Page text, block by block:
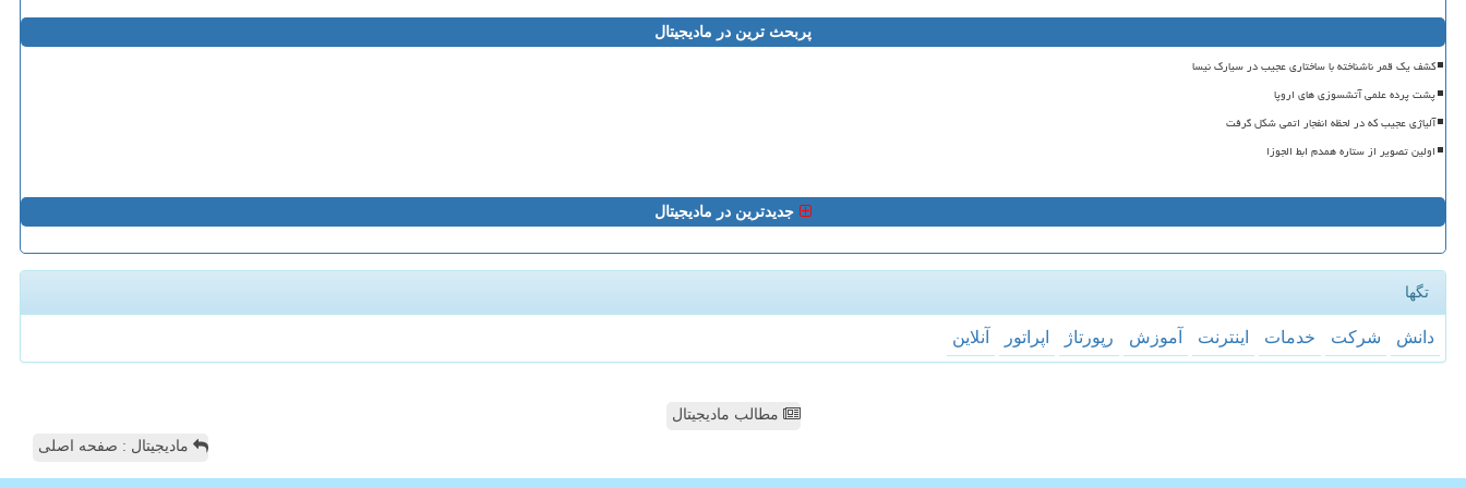
پربحث ترین در مادیجیتال
کشف یک قمر ناشناخته با ساختاری عجیب در سیارک نیسا
پشت پرده علمی آتشسوزی های اروپا
آلیاژی عجیب که در لحظه انفجار اتمی شکل گرفت
اولین تصویر از ستاره همدم ابط الجوزا
جدیدترین در مادیجیتال
تگها
دانش شركت خدمات اینترنت آموزش رپورتاژ اپراتور آنلاین
مطالب مادیجیتال
مادیجیتال : صفحه اصلی